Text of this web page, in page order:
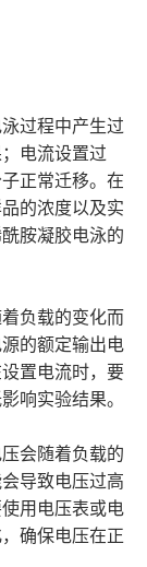
过程中产生过
电流设置过
正常迁移。在
的浓度以及实
胺凝胶电泳的
负载的变化而
的额定输出电
置电流时，要
响实验结果。
会随着负载的
导致电压过高
用电压表或电
确保电压在正